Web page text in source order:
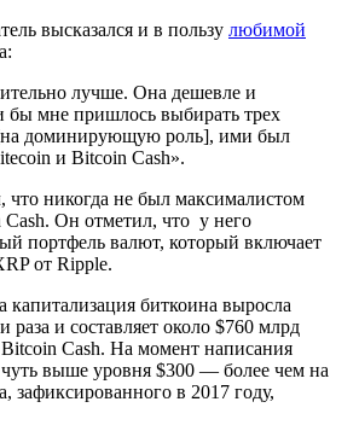
высказался и в пользу любимой
лучше. Она дешевле и
бы мне пришлось выбирать трех
доминирующую роль], ими был
и Bitcoin Cash».
что никогда не был максималистом
Он отметил, что у него
портфель валют, который включает
от Ripple.
капитализация биткоина выросла
раза и составляет около $760 млрд
Cash. На момент написания
чуть выше уровня $300 — более чем на
зафиксированного в 2017 году,